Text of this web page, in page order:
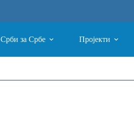
Срби за Србе Пројекти